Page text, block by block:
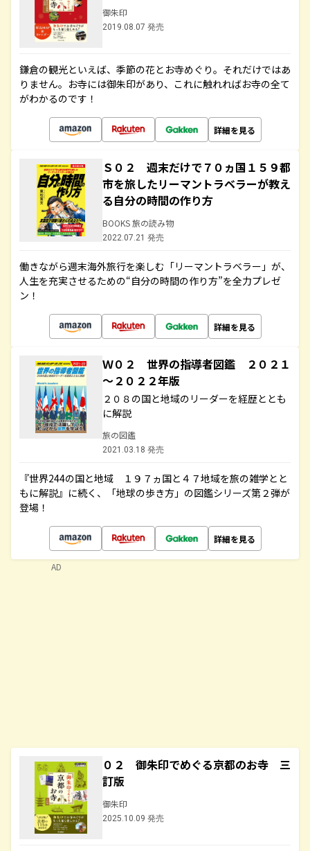
御朱印
2019.08.07 発売
鎌倉の観光といえば、季節の花とお寺めぐり。それだけではあ
りません。お寺には御朱印があり、これに触れればお寺の全て
がわかるのです！
詳細を見る
Ｓ０２ 週末だけで７０ヵ国１５９都
市を旅したリーマントラベラーが教え
る自分の時間の作り方
BOOKS 旅の読み物
2022.07.21 発売
働きながら週末海外旅行を楽しむ「リーマントラベラー」が、
人生を充実させるための“自分の時間の作り方”を全力プレゼ
ン！
詳細を見る
Ｗ０２ 世界の指導者図鑑 ２０２１
～２０２２年版
２０８の国と地域のリーダーを経歴ととも
に解説
旅の図鑑
2021.03.18 発売
『世界244の国と地域 １９７ヵ国と４７地域を旅の雑学とと
もに解説』に続く、「地球の歩き方」の図鑑シリーズ第２弾が
登場！
詳細を見る
０２ 御朱印でめぐる京都のお寺 三
訂版
御朱印
2025.10.09 発売
AD